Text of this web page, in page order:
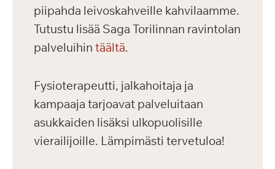
piipahda leivoskahveille kahvilaamme.
Tutustu lisää Saga Torilinnan ravintolan
palveluihin täältä.
Fysioterapeutti, jalkahoitaja ja
kampaaja tarjoavat palveluitaan
asukkaiden lisäksi ulkopuolisille
vierailijoille. Lämpimästi tervetuloa!